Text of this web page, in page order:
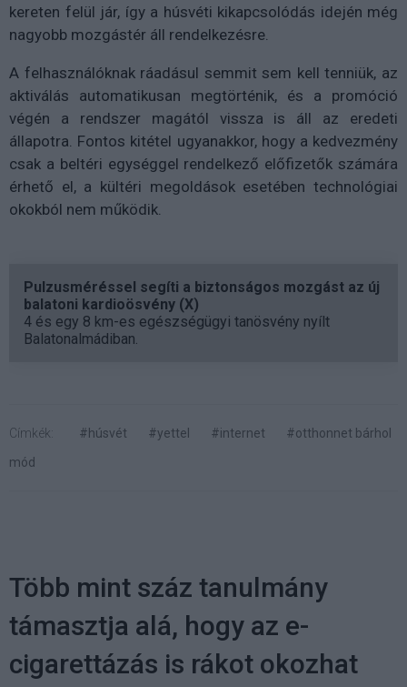
kereten felül jár, így a húsvéti kikapcsolódás idején még
nagyobb mozgástér áll rendelkezésre.
A felhasználóknak ráadásul semmit sem kell tenniük, az
aktiválás automatikusan megtörténik, és a promóció
végén a rendszer magától vissza is áll az eredeti
állapotra. Fontos kitétel ugyanakkor, hogy a kedvezmény
csak a beltéri egységgel rendelkező előfizetők számára
érhető el, a kültéri megoldások esetében technológiai
okokból nem működik.
Pulzusméréssel segíti a biztonságos mozgást az új
balatoni kardioösvény (X)
4 és egy 8 km-es egészségügyi tanösvény nyílt
Balatonalmádiban.
Címkék: #húsvét #yettel #internet
#otthonnet bárhol
mód
Több mint száz tanulmány
támasztja alá, hogy az e-
cigarettázás is rákot okozhat